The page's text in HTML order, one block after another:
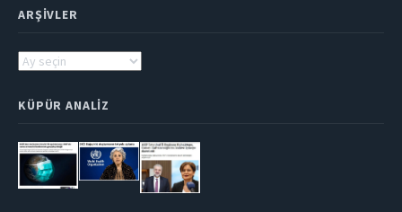
ARŞIVLER
Arşivler
KÜPÜR ANALIZ